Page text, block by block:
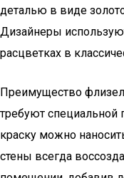
деталью в виде
Дизайнеры
расцветках в
Преимущество
требуют специальной
краску можно
стены всегда